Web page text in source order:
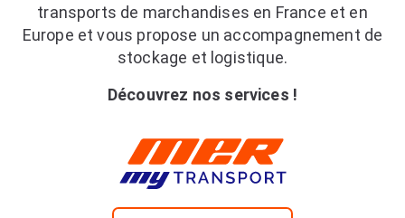
transports de marchandises en France et en
Europe et vous propose un accompagnement de
stockage et logistique.
Découvrez nos services !